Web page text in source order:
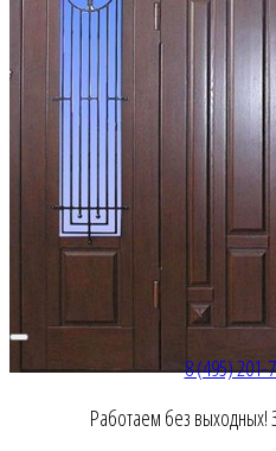
8 (495) 201-
Работаем без выходных!